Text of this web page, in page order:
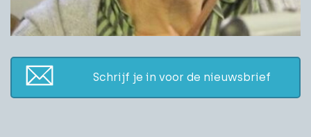
Schrijf je in voor de nieuwsbrief